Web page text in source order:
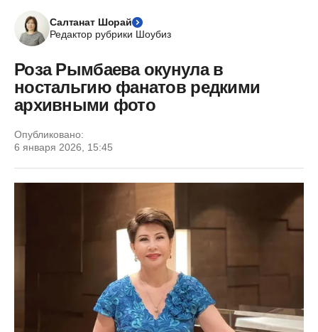
Салтанат Шорай
Редактор рубрики Шоубиз
Роза Рымбаева окунула в
ностальгию фанатов редкими
архивными фото
Опубликовано:
6 января 2026, 15:45